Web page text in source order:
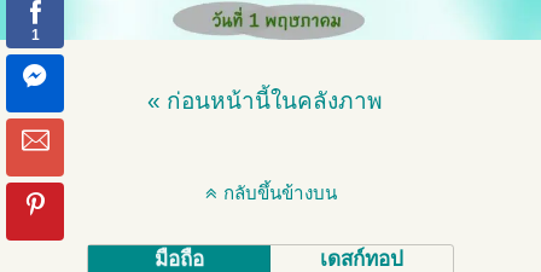
« ก่อนหน้านี้ในคลังภาพ
กลับขึ้นข้างบน
มือถือ เดสก์ทอป